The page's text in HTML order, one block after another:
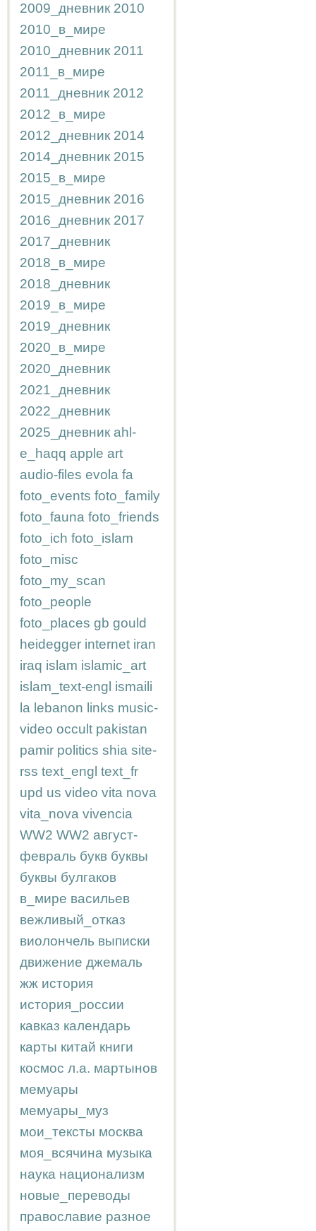
2009_дневник 2010
2010_в_мире
2010_дневник 2011
2011_в_мире
2011_дневник 2012
2012_в_мире
2012_дневник 2014
2014_дневник 2015
2015_в_мире
2015_дневник 2016
2016_дневник 2017
2017_дневник
2018_в_мире
2018_дневник
2019_в_мире
2019_дневник
2020_в_мире
2020_дневник
2021_дневник
2022_дневник
2025_дневник ahl-
e_haqq apple art
audio-files evola fa
foto_events foto_family
foto_fauna foto_friends
foto_ich foto_islam
foto_misc
foto_my_scan
foto_people
foto_places gb gould
heidegger internet iran
iraq islam islamic_art
islam_text-engl ismaili
la lebanon links music-
video occult pakistan
pamir politics shia site-
rss text_engl text_fr
upd us video vita nova
vita_nova vivencia
WW2 WW2 август-
февраль букв буквы
буквы булгаков
в_мире васильев
вежливый_отказ
виолончель выписки
движение джемаль
жж история
история_россии
кавказ календарь
карты китай книги
космос л.а. мартынов
мемуары
мемуары_муз
мои_тексты москва
моя_всячина музыка
наука национализм
новые_переводы
православие разное